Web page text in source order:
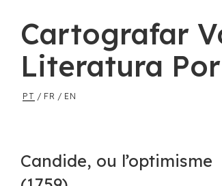
Cartografar
Literatura
PT / FR / EN
Candide, ou l’optimisme